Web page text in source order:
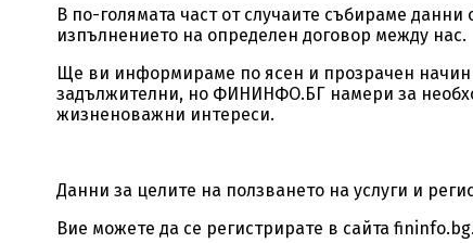
В по-голямата част от случаите събираме
изпълнението на определен договор между нас.
Ще ви информираме по ясен и прозрачен начин
задължителни, но ФИНИНФО.БГ намери за
жизненоважни интереси.
Данни за целите на ползването на услуги и
Вие можете да се регистрирате в сайта fininfo.bg.